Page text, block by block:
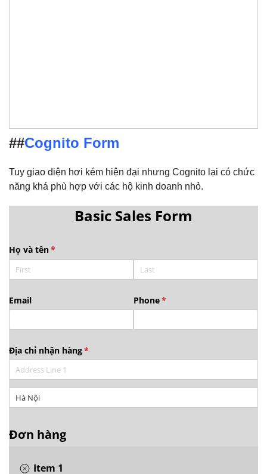
##Cognito Form
Tuy giao diện hơi kém hiện đại nhưng Cognito lại có chức
năng khá phù hợp với các hộ kinh doanh nhỏ.